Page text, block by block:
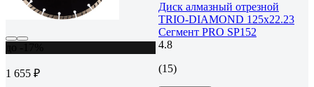
1 655 ₽
Диск алмазный отрезной
TRIO-DIAMOND 125x22.23
Сегмент PRO SP152
4.8
(15)